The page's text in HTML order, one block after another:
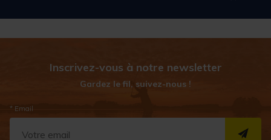
Inscrivez-vous à notre newsletter
Gardez le fil, suivez-nous !
* Email